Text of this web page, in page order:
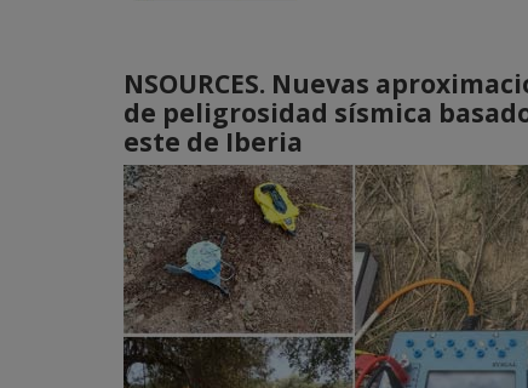
NSOURCES. Nuevas
de peligrosidad sísmica
este de Iberia